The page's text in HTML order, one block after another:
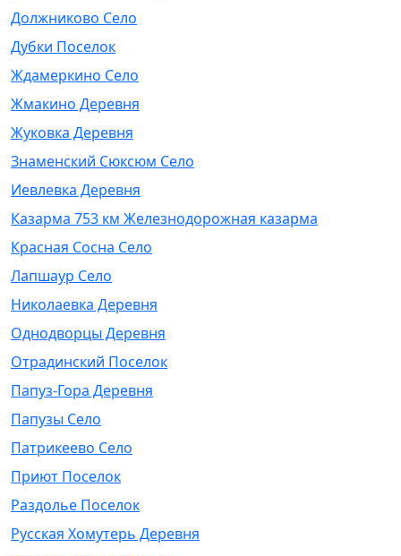
Должниково Село
Дубки Поселок
Ждамеркино Село
Жмакино Деревня
Жуковка Деревня
Знаменский Сюксюм Село
Иевлевка Деревня
Казарма 753 км Железнодорожная казарма
Красная Сосна Село
Лапшаур Село
Николаевка Деревня
Однодворцы Деревня
Отрадинский Поселок
Папуз-Гора Деревня
Папузы Село
Патрикеево Село
Приют Поселок
Раздолье Поселок
Русская Хомутерь Деревня